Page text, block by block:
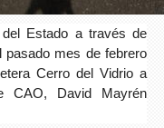
Estado a través de
mes de febrero
Cerro del Vidrio a
CAO, David Mayrén